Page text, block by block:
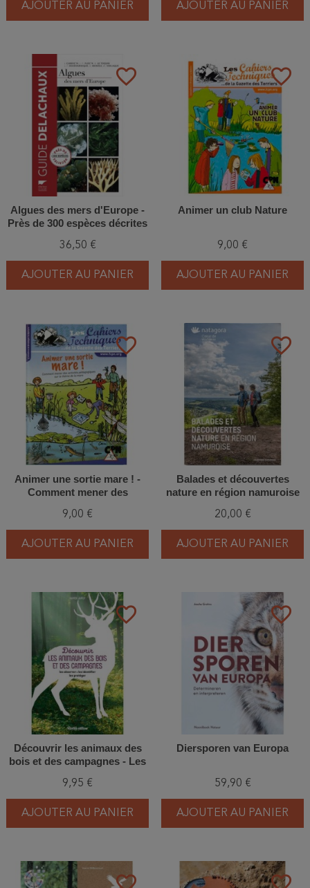
AJOUTER AU PANIER AJOUTER AU PANIER
favorite_border
Algues des mers d'Europe -
Près de 300 espèces décrites
36,50 €
AJOUTER AU PANIER
favorite_border
Animer un club Nature
9,00 €
AJOUTER AU PANIER
favorite_border
Animer une sortie mare ! -
Comment mener des
thème de la mare ?
9,00 €
AJOUTER AU PANIER
favorite_border
Balades et découvertes
nature en région namuroise
20,00 €
AJOUTER AU PANIER
favorite_border
Découvrir les animaux des
bois et des campagnes - Les
protéger
9,95 €
AJOUTER AU PANIER
favorite_border
Diersporen van Europa
59,90 €
AJOUTER AU PANIER